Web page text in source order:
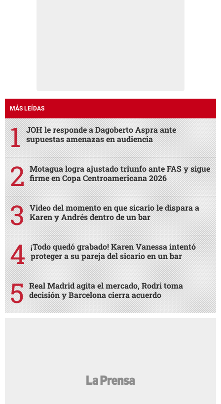
MÁS LEÍDAS
JOH le responde a Dagoberto Aspra ante
supuestas amenazas en audiencia
Motagua logra ajustado triunfo ante FAS y sigue
firme en Copa Centroamericana 2026
Video del momento en que sicario le dispara a
Karen y Andrés dentro de un bar
¡Todo quedó grabado! Karen Vanessa intentó
proteger a su pareja del sicario en un bar
Real Madrid agita el mercado, Rodri toma
decisión y Barcelona cierra acuerdo